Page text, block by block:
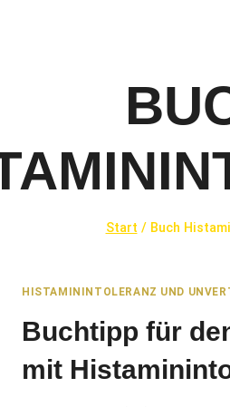
Start / Buch
HISTAMININTOLERANZ UND
Buchtipp für
mit